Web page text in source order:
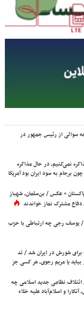
سوالی از رئیس جمهور در
نمی‌کنیم، در حال مذاکره
برجام به سود ایران بود آمریکا
+ عکس / بن‌سلمان، شهباز
مشترک نماز خواندند
/ یوسف رجی چه ارتباطی با حزب
برای شورش در ایران شد / تد
یا مریم رجوی، هر کسی جز
نظامی جدید اسلامی چه
و اسلام‌آباد علیه خلاء